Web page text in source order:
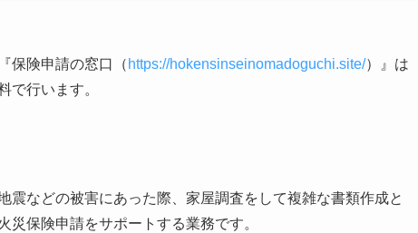
保険申請の窓口（ https://hokensinseinomadoguchi.site/）』は
で行います。
震などの被害にあった際、家屋調査をして複雑な書類作成と
保険申請をサポートする業務です。